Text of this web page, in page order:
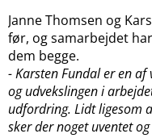
Janne Thomsen og
før, og samarbejdet
dem begge.
- Karsten Fundal er en
og udvekslingen i
udfordring. Lidt ligesom
sker der noget uventet